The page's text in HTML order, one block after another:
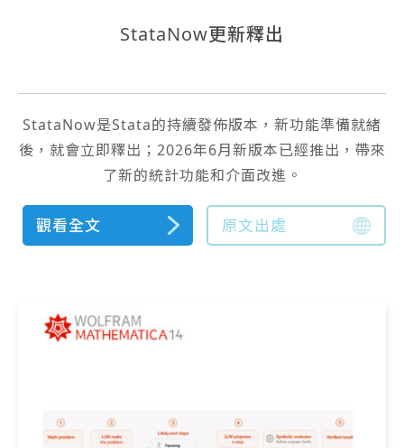
StataNow更新釋出
StataNow是Stata的持續發佈版本，新功能準備就緒
後，就會立即釋出；2026年6月新版本已經推出，帶來
了新的統計功能和介面改進。
觀看全文 原文出處